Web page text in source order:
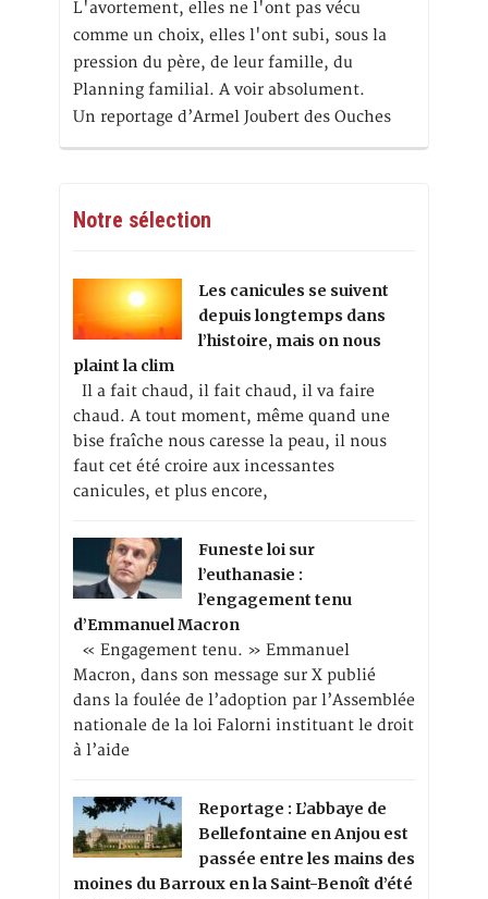
L'avortement, elles ne l'ont pas vécu
comme un choix, elles l'ont subi, sous la
pression du père, de leur famille, du
Planning familial. A voir absolument.
Un reportage d’Armel Joubert des Ouches
Notre sélection
Les canicules se suivent
depuis longtemps dans
l’histoire, mais on nous
plaint la clim
Il a fait chaud, il fait chaud, il va faire
chaud. A tout moment, même quand une
bise fraîche nous caresse la peau, il nous
faut cet été croire aux incessantes
canicules, et plus encore,
Funeste loi sur
l’euthanasie :
l’engagement tenu
d’Emmanuel Macron
« Engagement tenu. » Emmanuel
Macron, dans son message sur X publié
dans la foulée de l’adoption par l’Assemblée
nationale de la loi Falorni instituant le droit
à l’aide
Reportage : L’abbaye de
Bellefontaine en Anjou est
passée entre les mains des
moines du Barroux en la Saint-Benoît d’été